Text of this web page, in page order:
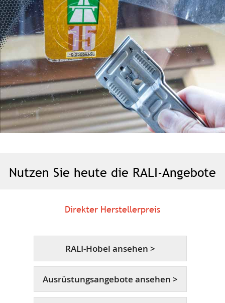
Nutzen Sie heute die RALI-Angebote
Direkter Herstellerpreis
RALI-Hobel ansehen >
Ausrüstungsangebote ansehen >